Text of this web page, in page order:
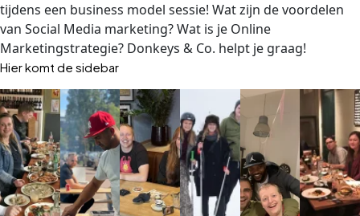
tijdens een business model sessie! Wat zijn de voordelen
van Social Media marketing? Wat is je Online
Marketingstrategie? Donkeys & Co. helpt je graag!
Hier komt de sidebar